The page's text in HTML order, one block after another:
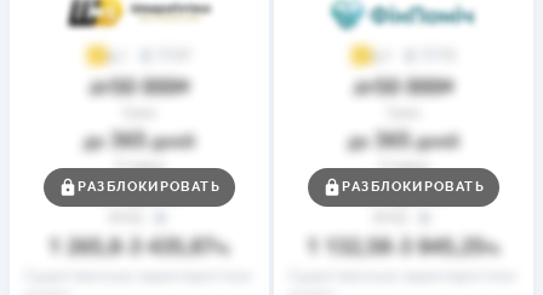
4,1
до50 000₴
до 365дней
Ставка
от0,01%
1 265,8 3 435,87%
РАЗБЛОКИРОВАТЬ
4,7
до50 000₴
до 365дней
Ставка
от0,01%
1 132,58 3 845,25%
РАЗБЛОКИРОВАТЬ